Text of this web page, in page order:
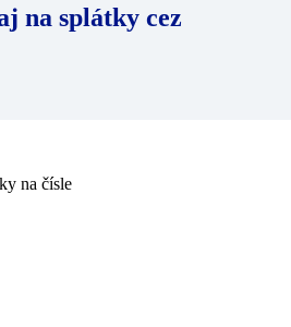
na splátky cez
na čísle